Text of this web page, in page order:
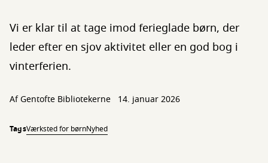
Vi er klar til at tage imod ferieglade børn, der
leder efter en sjov aktivitet eller en god bog i
vinterferien.
AfGentofte Bibliotekerne 14. januar 2026
TagsVærksted for børnNyhed